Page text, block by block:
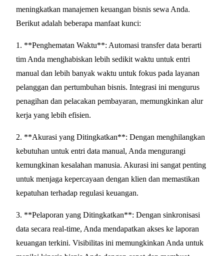
meningkatkan manajemen keuangan bisnis sewa Anda.
Berikut adalah beberapa manfaat kunci:
1. **Penghematan Waktu**: Automasi transfer data berarti
tim Anda menghabiskan lebih sedikit waktu untuk entri
manual dan lebih banyak waktu untuk fokus pada layanan
pelanggan dan pertumbuhan bisnis. Integrasi ini mengurus
penagihan dan pelacakan pembayaran, memungkinkan alur
kerja yang lebih efisien.
2. **Akurasi yang Ditingkatkan**: Dengan menghilangkan
kebutuhan untuk entri data manual, Anda mengurangi
kemungkinan kesalahan manusia. Akurasi ini sangat penting
untuk menjaga kepercayaan dengan klien dan memastikan
kepatuhan terhadap regulasi keuangan.
3. **Pelaporan yang Ditingkatkan**: Dengan sinkronisasi
data secara real-time, Anda mendapatkan akses ke laporan
keuangan terkini. Visibilitas ini memungkinkan Anda untuk